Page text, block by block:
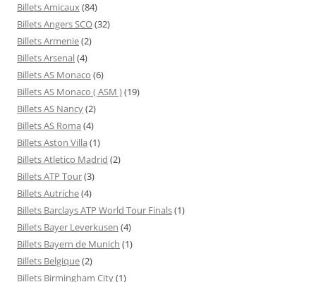
Billets Amicaux(84)
Billets Angers SCO(32)
Billets Armenie(2)
Billets Arsenal(4)
Billets AS Monaco (6)
Billets AS Monaco ( ASM )(19)
Billets AS Nancy(2)
Billets AS Roma (4)
Billets Aston Villa (1)
Billets Atletico Madrid (2)
Billets ATP Tour(3)
Billets Autriche(4)
Billets Barclays ATP World Tour Finals(1)
Billets Bayer Leverkusen (4)
Billets Bayern de Munich (1)
Billets Belgique(2)
Billets Birmingham City(1)